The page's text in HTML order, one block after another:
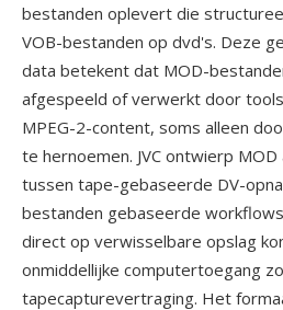
bestanden oplevert die
VOB-bestanden op dvd's. Deze
data betekent dat MOD-
afgespeeld of verwerkt door
MPEG-2-content, soms alleen
te hernoemen. JVC ontwierp
tussen tape-gebaseerde DV-
bestanden gebaseerde
direct op verwisselbare opslag
onmiddellijke computertoegang
tapecapturevertraging. Het